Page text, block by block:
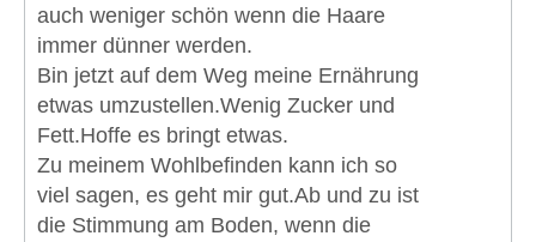
auch weniger schön wenn die Haare
immer dünner werden.
Bin jetzt auf dem Weg meine Ernährung
etwas umzustellen.Wenig Zucker und
Fett.Hoffe es bringt etwas.
Zu meinem Wohlbefinden kann ich so
viel sagen, es geht mir gut.Ab und zu ist
die Stimmung am Boden, wenn die